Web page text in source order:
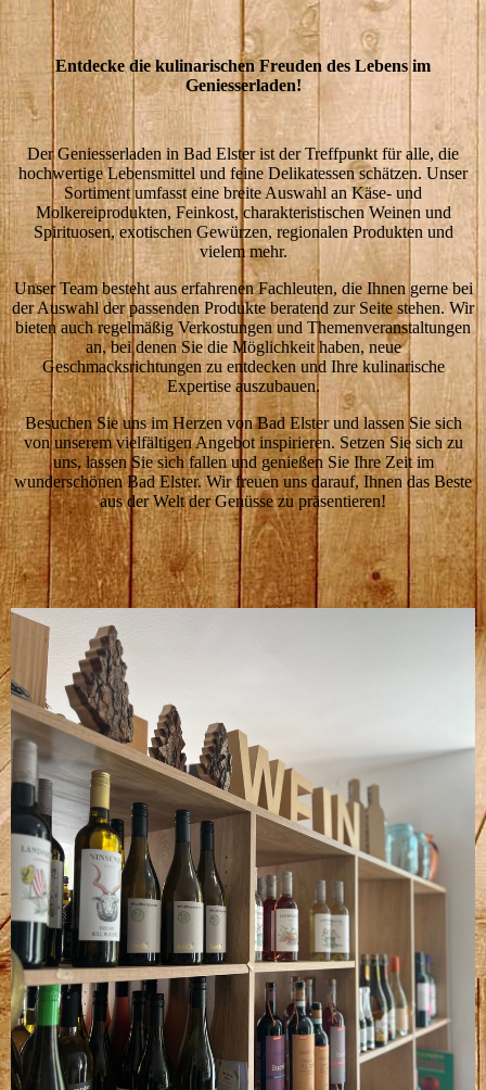
Entdecke die kulinarischen Freuden des Lebens im
Geniesserladen!
Der Geniesserladen in Bad Elster ist der Treffpunkt für alle, die
hochwertige Lebensmittel und feine Delikatessen schätzen. Unser
Sortiment umfasst eine breite Auswahl an Käse- und
Molkereiprodukten, Feinkost, charakteristischen Weinen und
Spirituosen, exotischen Gewürzen, regionalen Produkten und
vielem mehr.
Unser Team besteht aus erfahrenen Fachleuten, die Ihnen gerne bei
der Auswahl der passenden Produkte beratend zur Seite stehen. Wir
bieten auch regelmäßig Verkostungen und Themenveranstaltungen
an, bei denen Sie die Möglichkeit haben, neue
Geschmacksrichtungen zu entdecken und Ihre kulinarische
Expertise auszubauen.
Besuchen Sie uns im Herzen von Bad Elster und lassen Sie sich
von unserem vielfältigen Angebot inspirieren. Setzen Sie sich zu
uns, lassen Sie sich fallen und genießen Sie Ihre Zeit im
wunderschönen Bad Elster. Wir freuen uns darauf, Ihnen das Beste
aus der Welt der Genüsse zu präsentieren!